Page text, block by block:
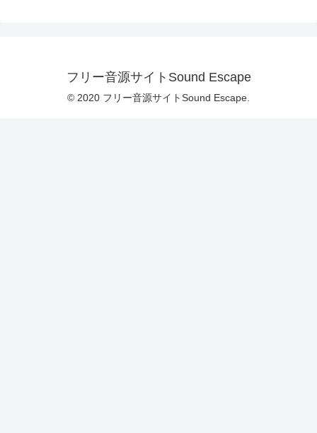
フリー音源サイトSound Escape
© 2020 フリー音源サイトSound Escape.